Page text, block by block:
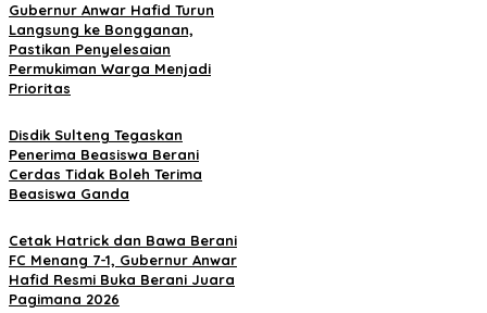
Gubernur Anwar Hafid Turun
Langsung ke Bongganan,
Pastikan Penyelesaian
Permukiman Warga Menjadi
Prioritas
Disdik Sulteng Tegaskan
Penerima Beasiswa Berani
Cerdas Tidak Boleh Terima
Beasiswa Ganda
Cetak Hatrick dan Bawa Berani
FC Menang 7-1, Gubernur Anwar
Hafid Resmi Buka Berani Juara
Pagimana 2026